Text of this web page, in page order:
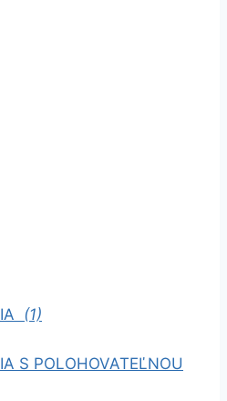
(1)
S POLOHOVATEĽNOU